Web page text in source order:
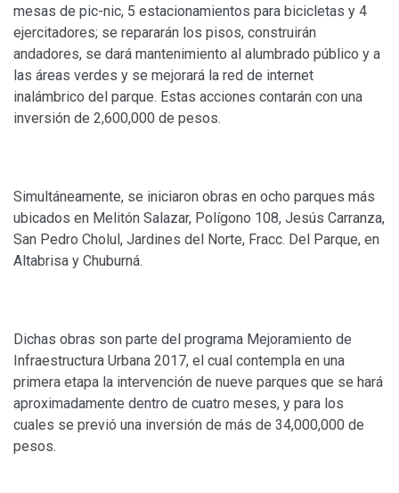
mesas de pic-nic, 5 estacionamientos para bicicletas y 4
ejercitadores; se repararán los pisos, construirán
andadores, se dará mantenimiento al alumbrado público y a
las áreas verdes y se mejorará la red de internet
inalámbrico del parque. Estas acciones contarán con una
inversión de 2,600,000 de pesos.
Simultáneamente, se iniciaron obras en ocho parques más
ubicados en Melitón Salazar, Polígono 108, Jesús Carranza,
San Pedro Cholul, Jardines del Norte, Fracc. Del Parque, en
Altabrisa y Chuburná.
Dichas obras son parte del programa Mejoramiento de
Infraestructura Urbana 2017, el cual contempla en una
primera etapa la intervención de nueve parques que se hará
aproximadamente dentro de cuatro meses, y para los
cuales se previó una inversión de más de 34,000,000 de
pesos.